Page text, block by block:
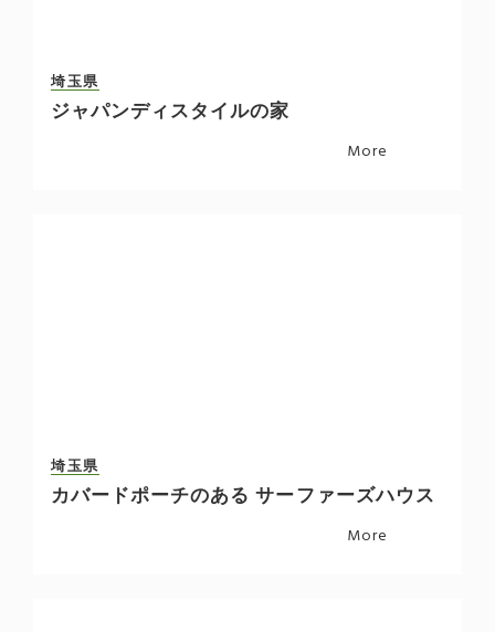
埼玉県
ジャパンディスタイルの家
More
埼玉県
カバードポーチのある サーファーズハウス
More